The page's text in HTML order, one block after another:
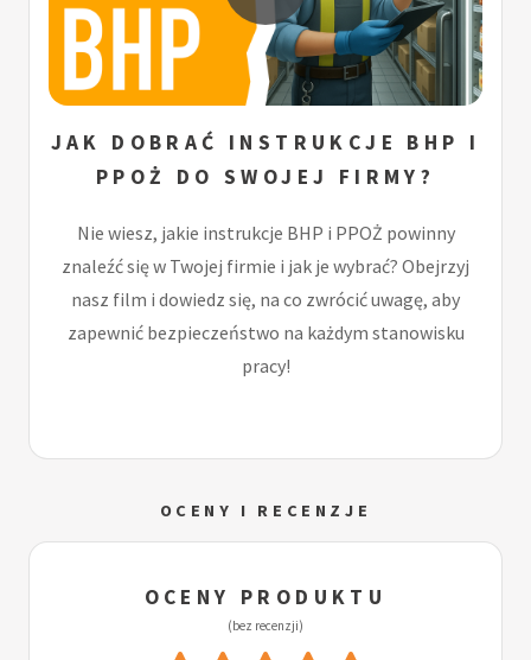
JAK DOBRAĆ INSTRUKCJE BHP I
PPOŻ DO SWOJEJ FIRMY?
Nie wiesz, jakie instrukcje BHP i PPOŻ powinny
znaleźć się w Twojej firmie i jak je wybrać? Obejrzyj
nasz film i dowiedz się, na co zwrócić uwagę, aby
zapewnić bezpieczeństwo na każdym stanowisku
pracy!
OCENY I RECENZJE
OCENY PRODUKTU
(bez recenzji)